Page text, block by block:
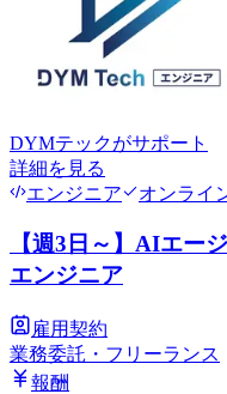
DYMテックがサポート
詳細を見る
エンジニア
オンライ
【週3日～】AIエー
エンジニア
雇用契約
業務委託・フリーランス
報酬